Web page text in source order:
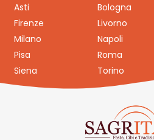
Asti Bologna
Firenze
Livorno
Milano
Napoli
Pisa
Roma
Siena
Torino